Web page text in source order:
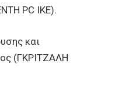
PC IKE).
και
(ΓΚΡΙΤΖΑΛΗ